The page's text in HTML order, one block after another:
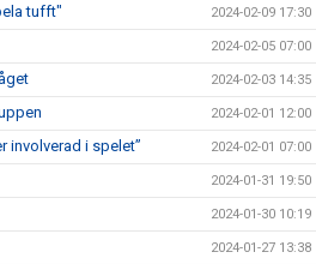
tufft" 2024-02-09 17:30
2024-02-05 07:00
2024-02-03 14:35
2024-02-01 12:00
involverad i spelet” 2024-02-01 07:00
2024-01-31 19:50
2024-01-30 10:19
2024-01-27 13:38